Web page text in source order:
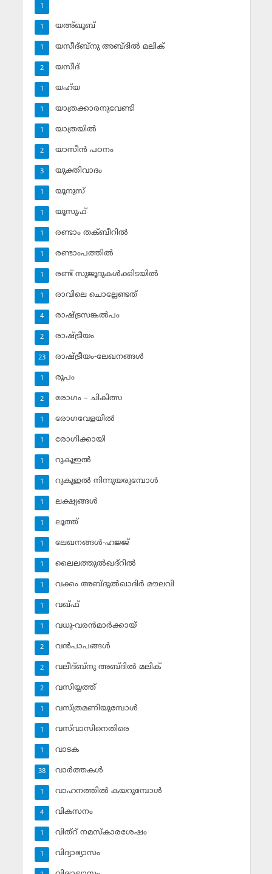
1
യഅ്ഖൂബ്‌
1
യസീദ്ബ്‌നു അബ്ദില്‍ മലിക്‌
1
യസീദ്‌
2
യഹ്‌യ
1
യാത്രക്കാരനുവേണ്ടി
1
യാത്രയില്‍
1
യാസീന്‍ പഠനം
2
യുക്തിവാദം
3
യൂനുസ്‌
1
യൂസുഫ്‌
1
രണ്ടാം തക്ബീറില്‍
1
രണ്ടാംപത്തില്‍
1
രണ്ട് സുജൂദുകള്‍ക്കിടയില്‍
1
രാവിലെ ചൊല്ലേണ്ടത്
1
രാഷ്ട്രസങ്കല്‍പം
4
രാഷ്ട്രീയം
2
രാഷ്ട്രീയം-ലേഖനങ്ങള്‍
23
രൂപം
1
രോഗം – ചികിത്സ
2
രോഗവേളയില്‍
1
രോഗിക്കായി
1
റുകൂഇല്‍
1
റുകൂഇല്‍ നിന്നുയരുമ്പോള്‍
1
ലക്ഷ്യങ്ങള്‍
1
ലൂത്ത്‌
1
ലേഖനങ്ങള്‍-ഹജ്ജ്‌
1
ലൈലത്തുല്‍ഖദ്‌റില്‍
1
വക്കം അബ്ദുല്‍ഖാദിര്‍ മൗലവി
1
വഖ്ഫ്
1
വധൂ-വരന്‍മാര്‍ക്കായ്
1
വന്‍പാപങ്ങള്‍
2
വലീദ്ബ്‌നു അബ്ദില്‍ മലിക്‌
2
വസിയ്യത്ത്‌
2
വസ്ത്രമണിയുമ്പോള്‍
1
വസ്‌വാസിനെതിരെ
1
വാടക
1
വാര്‍ത്തകള്‍
38
വാഹനത്തില്‍ കയറുമ്പോള്‍
1
വികസനം
4
വിത്‌റ് നമസ്‌കാരശേഷം
1
വിദ്യാഭ്യാസം
1